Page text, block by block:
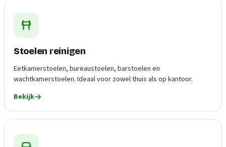
Stoelen reinigen
Eetkamerstoelen, bureaustoelen, barstoelen en
wachtkamerstoelen. Ideaal voor zowel thuis als op kantoor.
Bekijk